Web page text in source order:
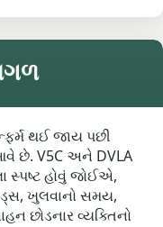
થઈ જાય પછી
છે. V5C અને DVLA
સ્પષ્ટ હોવું જોઈએ,
ખુલવાનો સમય,
છોડનાર વ્યક્તિનો